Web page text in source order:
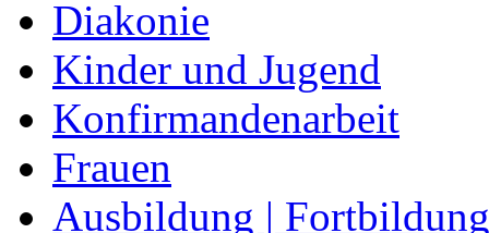
Diakonie
Kinder und Jugend
Konfirmandenarbeit
Frauen
Ausbildung | Fortbildung